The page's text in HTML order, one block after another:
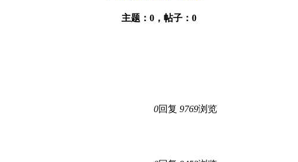
主题：0，帖子：0
0回复 9769浏览